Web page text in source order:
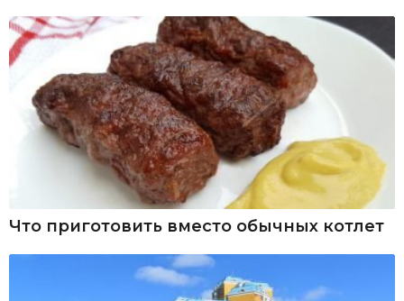
Что приготовить вместо обычных котлет